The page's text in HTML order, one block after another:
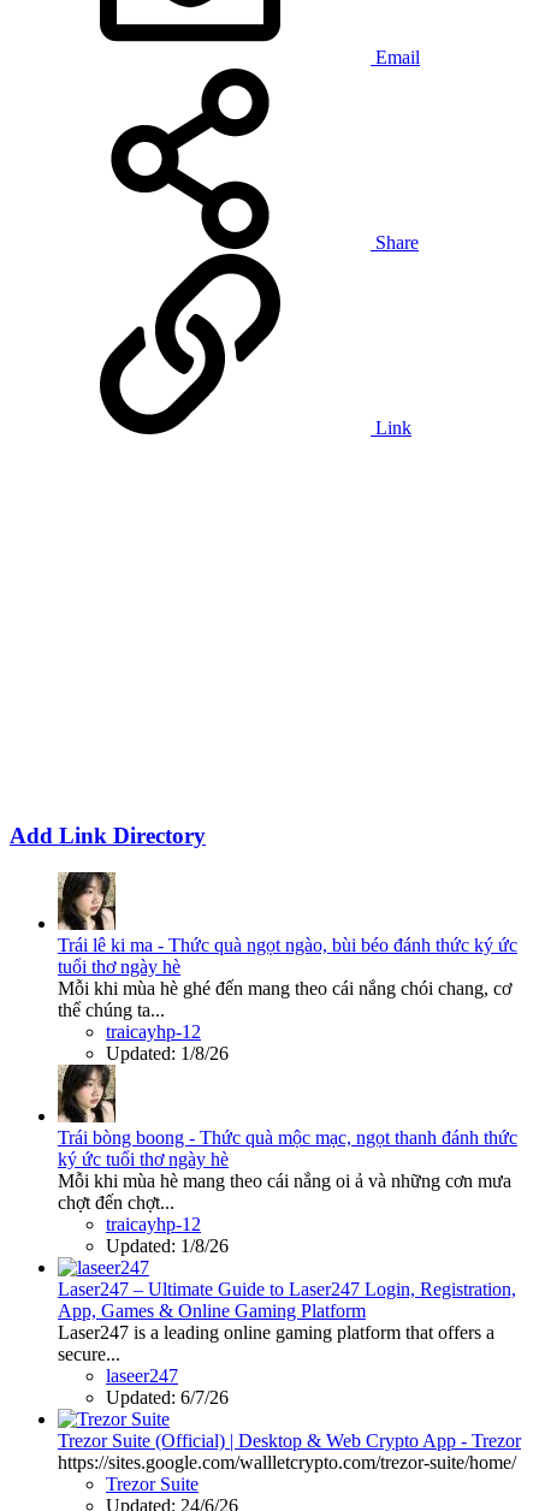
Email
Share
Link
Add Link Directory
Trái lê ki ma - Thức quà ngọt ngào, bùi béo đánh thức ký ức
tuổi thơ ngày hè
Mỗi khi mùa hè ghé đến mang theo cái nắng chói chang, cơ
thể chúng ta...
traicayhp-12
Updated: 1/8/26
Trái bòng boong - Thức quà mộc mạc, ngọt thanh đánh thức
ký ức tuổi thơ ngày hè
Mỗi khi mùa hè mang theo cái nắng oi ả và những cơn mưa
chợt đến chợt...
traicayhp-12
Updated: 1/8/26
Laser247 – Ultimate Guide to Laser247 Login, Registration,
App, Games & Online Gaming Platform
Laser247 is a leading online gaming platform that offers a
secure...
laseer247
Updated: 6/7/26
Trezor Suite (Official) | Desktop & Web Crypto App - Trezor
https://sites.google.com/wallletcrypto.com/trezor-suite/home/
Trezor Suite
Updated: 24/6/26